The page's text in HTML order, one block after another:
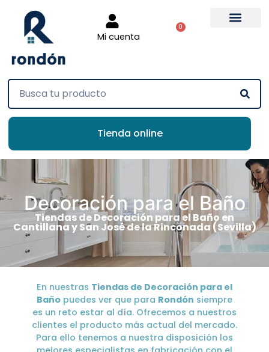
Mi cuenta
0
Tienda online
Decoración para el Baño
Tiendas de Decoración para el Baño en
Cantillana y San José de la Rinconada (Sevilla)
En nuestras Tiendas de Decoración para el
Baño puedes ver que para Rondón siempre
es un reto estar al día. Ofrecemos a nuestros
clientes el producto más actual del mercado.
Para ello tenemos a nuestra disposición los